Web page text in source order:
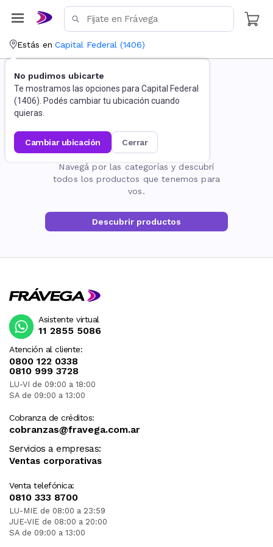
Estás en Capital Federal (1406)
No pudimos ubicarte
Te mostramos las opciones para Capital Federal
(1406). Podés cambiar tu ubicación cuando
quieras.
cambiar ubicación cerrar
La página no existe
Navegá por las categorías y descubrí
todos los productos que tenemos para
vos.
Descubrir productos
Atención al cliente:
0800 122 0338
0810 999 3728
LU-VI de 09:00 a 18:00
SA de 09:00 a 13:00
Cobranza de créditos:
cobranzas@fravega.com.ar
Servicios a empresas:
Ventas corporativas
Venta telefónica:
0810 333 8700
LU-MIE de 08:00 a 23:59
JUE-VIE de 08:00 a 20:00
SA de 09:00 a 13:00
Asistente virtual
11 2855 5086